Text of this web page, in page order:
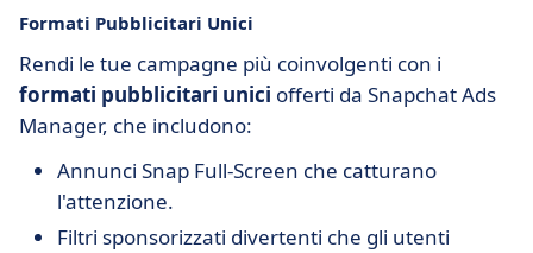
Formati Pubblicitari Unici
Rendi le tue campagne più coinvolgenti con i
formati pubblicitari unici offerti da Snapchat Ads
Manager, che includono:
Annunci Snap Full-Screen che catturano
l'attenzione.
Filtri sponsorizzati divertenti che gli utenti